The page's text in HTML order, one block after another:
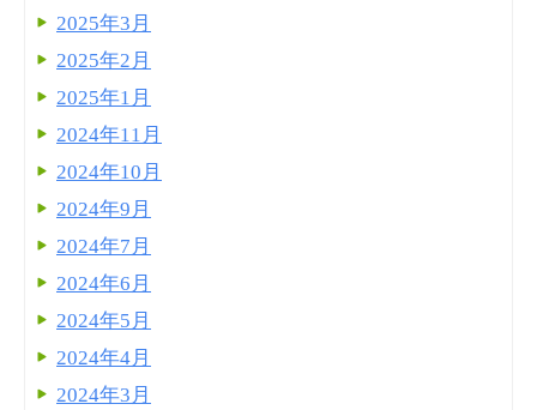
2025年3月
2025年2月
2025年1月
2024年11月
2024年10月
2024年9月
2024年7月
2024年6月
2024年5月
2024年4月
2024年3月